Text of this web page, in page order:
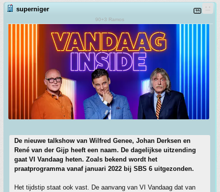
superniger
90+3 Ramos
De nieuwe talkshow van Wilfred Genee, Johan Derksen en
René van der Gijp heeft een naam. De dagelijkse uitzending
gaat VI Vandaag heten. Zoals bekend wordt het
praatprogramma vanaf januari 2022 bij SBS 6 uitgezonden.
Het tijdstip staat ook vast. De aanvang van VI Vandaag dat van